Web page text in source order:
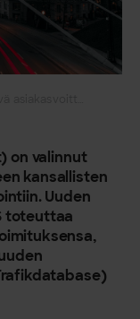
on valinnut
kansallisten
Uuden
toteuttaa